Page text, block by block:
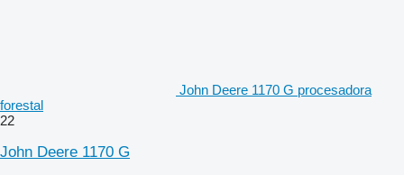
John Deere 1170 G procesadora
forestal
22
John Deere 1170 G